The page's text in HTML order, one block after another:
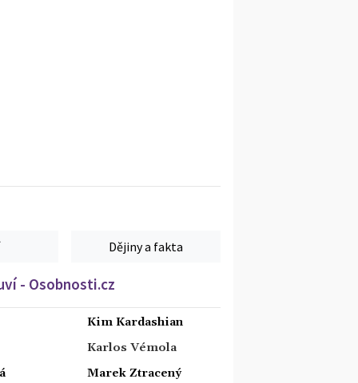
Dějiny a fakta
- Osobnosti.cz
Kim Kardashian
Karlos Vémola
Marek Ztracený